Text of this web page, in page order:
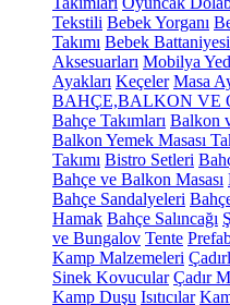
Tekstili Bebek Yorganı
Takımı Bebek Battaniyesi
Aksesuarları Mobilya
Ayakları Keçeler Masa
BAHÇE,BALKON VE
Bahçe Takımları Balkon
Balkon Yemek Masası
Takımı Bistro Setleri
Bahçe ve Balkon Masası
Bahçe Sandalyeleri
Hamak Bahçe Salıncağı
ve Bungalov Tente
Kamp Malzemeleri
Sinek Kovucular Çadır
Kamp Duşu Isıtıcılar